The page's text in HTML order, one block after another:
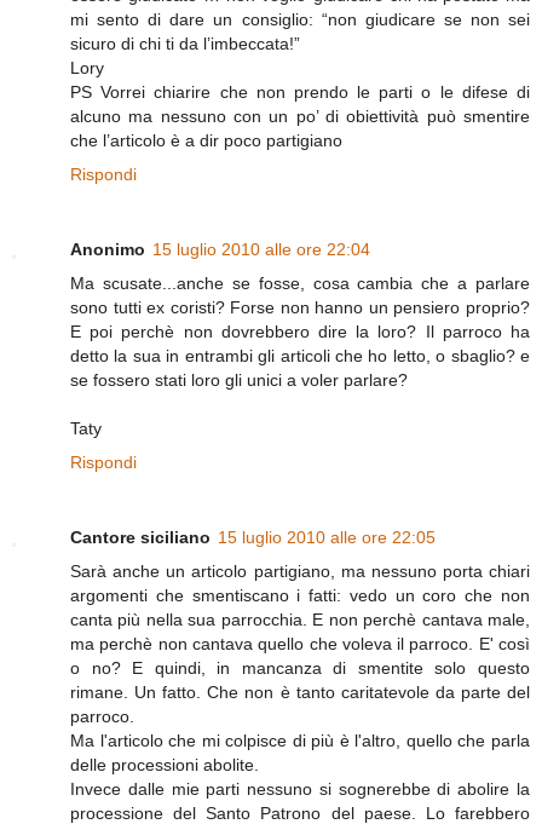
mi sento di dare un consiglio: “non giudicare se non sei
sicuro di chi ti da l’imbeccata!”
Lory
PS Vorrei chiarire che non prendo le parti o le difese di
alcuno ma nessuno con un po’ di obiettività può smentire
che l’articolo è a dir poco partigiano
Rispondi
Anonimo 15 luglio 2010 alle ore 22:04
Ma scusate...anche se fosse, cosa cambia che a parlare
sono tutti ex coristi? Forse non hanno un pensiero proprio?
E poi perchè non dovrebbero dire la loro? Il parroco ha
detto la sua in entrambi gli articoli che ho letto, o sbaglio? e
se fossero stati loro gli unici a voler parlare?
Taty
Rispondi
Cantore siciliano 15 luglio 2010 alle ore 22:05
Sarà anche un articolo partigiano, ma nessuno porta chiari
argomenti che smentiscano i fatti: vedo un coro che non
canta più nella sua parrocchia. E non perchè cantava male,
ma perchè non cantava quello che voleva il parroco. E' così
o no? E quindi, in mancanza di smentite solo questo
rimane. Un fatto. Che non è tanto caritatevole da parte del
parroco.
Ma l'articolo che mi colpisce di più è l'altro, quello che parla
delle processioni abolite.
Invece dalle mie parti nessuno si sognerebbe di abolire la
processione del Santo Patrono del paese. Lo farebbero